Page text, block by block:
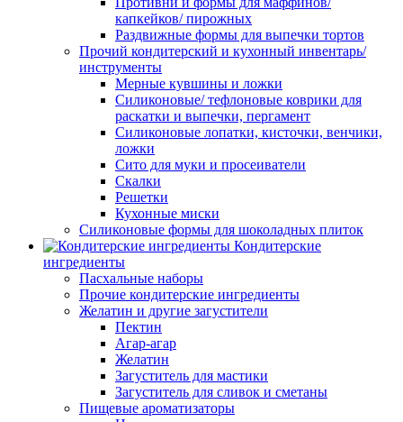
капкейков/ пирожных
Раздвижные формы для выпечки тортов
Прочий кондитерский и кухонный инвентарь/
инструменты
Мерные кувшины и ложки
Силиконовые/ тефлоновые коврики для
раскатки и выпечки, пергамент
Силиконовые лопатки, кисточки, венчики,
ложки
Сито для муки и просеиватели
Скалки
Решетки
Кухонные миски
Силиконовые формы для шоколадных плиток
Кондитерские
ингредиенты
Пасхальные наборы
Прочие кондитерские ингредиенты
Желатин и другие загустители
Пектин
Агар-агар
Желатин
Загуститель для мастики
Загуститель для сливок и сметаны
Пищевые ароматизаторы